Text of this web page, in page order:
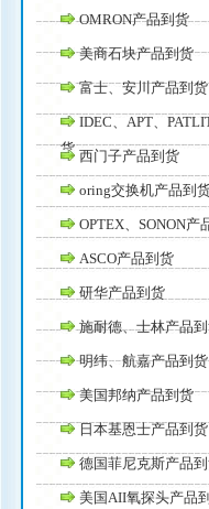
OMRON产品到货
美商石块产品到货
富士、安川产品到货
IDEC、APT、
货 西门子产品到货
oring交换机产品到
OPTEX、SONON产
ASCO产品到货
研华产品到货
施耐德、士林产品
明纬、航嘉产品到货
美国邦纳产品到货
日本基恩士产品到货
德国菲尼克斯产品
美国AII氧探头产品